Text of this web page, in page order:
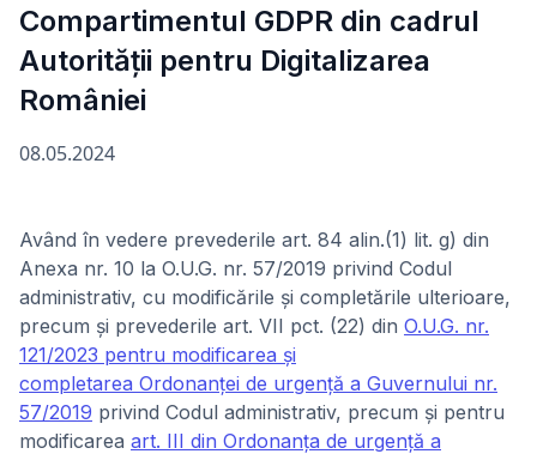
Compartimentul GDPR din cadrul
Autorității pentru Digitalizarea
României
08.05.2024
Având în vedere prevederile art. 84 alin.(1) lit. g) din
Anexa nr. 10 la O.U.G. nr. 57/2019 privind Codul
administrativ, cu modificările și completările ulterioare,
precum și prevederile art. VII pct. (22) din O.U.G. nr.
121/2023 pentru modificarea şi
completarea Ordonanţei de urgenţă a Guvernului nr.
57/2019 privind Codul administrativ, precum şi pentru
modificarea art. III din Ordonanţa de urgenţă a